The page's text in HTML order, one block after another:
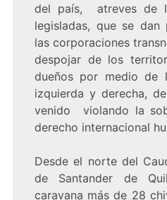
del país, atreves de
legisladas, que se
las corporaciones
despojar de los
dueños por medio de
izquierda y derecha,
venido violando la
derecho internacional
Desde el norte del
de Santander de
caravana más de 28